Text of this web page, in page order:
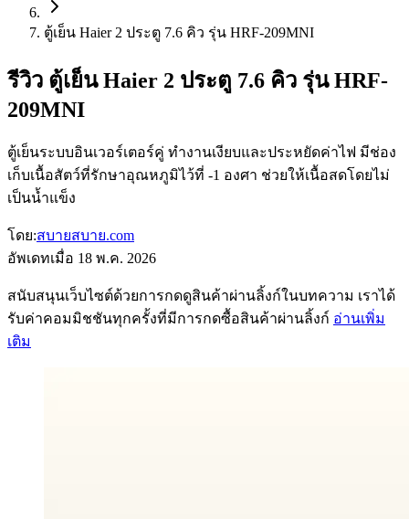
ตู้เย็น Haier 2 ประตู 7.6 คิว รุ่น HRF-209MNI
รีวิว ตู้เย็น Haier 2 ประตู 7.6 คิว รุ่น HRF-
209MNI
ตู้เย็นระบบอินเวอร์เตอร์คู่ ทำงานเงียบและประหยัดค่าไฟ มีช่อง
เก็บเนื้อสัตว์ที่รักษาอุณหภูมิไว้ที่ -1 องศา ช่วยให้เนื้อสดโดยไม่
เป็นน้ำแข็ง
โดย:สบายสบาย.com
อัพเดทเมื่อ 18 พ.ค. 2026
สนับสนุนเว็บไซต์ด้วยการกดดูสินค้าผ่านลิ้งก์ในบทความ เราได้
รับค่าคอมมิชชันทุกครั้งที่มีการกดซื้อสินค้าผ่านลิ้งก์ อ่านเพิ่ม
เติม